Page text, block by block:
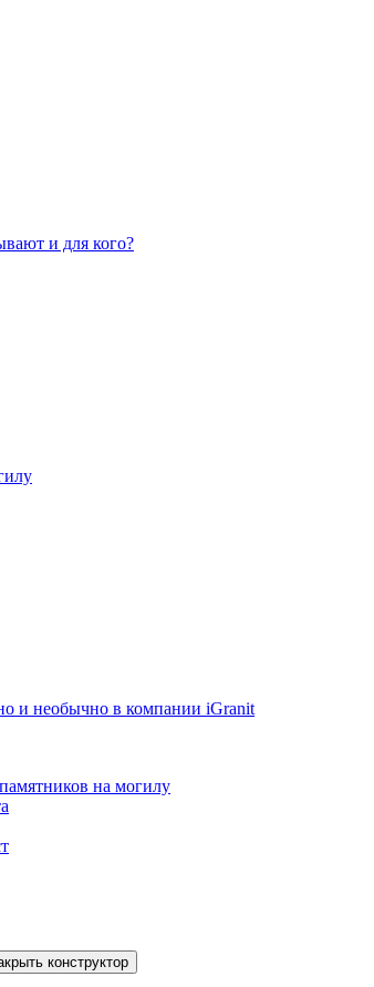
и для кого?
и необычно в компании iGranit
на могилу
конструктор